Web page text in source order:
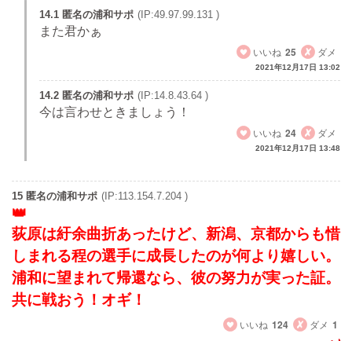
14.1 匿名の浦和サポ (IP:49.97.99.131 )
また君かぁ
いいね 25 ダメ
2021年12月17日 13:02
14.2 匿名の浦和サポ (IP:14.8.43.64 )
今は言わせときましょう！
いいね 24 ダメ
2021年12月17日 13:48
15 匿名の浦和サポ (IP:113.154.7.204 )
荻原は紆余曲折あったけど、新潟、京都からも惜
しまれる程の選手に成長したのが何より嬉しい。
浦和に望まれて帰還なら、彼の努力が実った証。
共に戦おう！オギ！
いいね 124 ダメ 1